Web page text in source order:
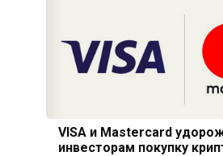
VISA и Mastercard
инвесторам покупку